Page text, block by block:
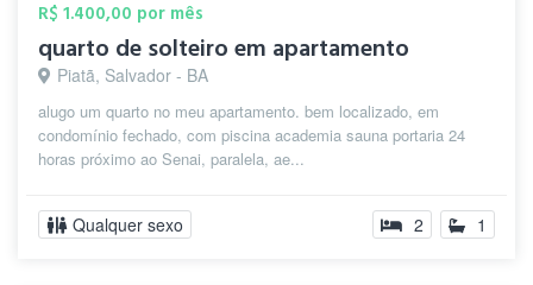
R$ 1.400,00 por mês
quarto de solteiro em apartamento
Piatã, Salvador - BA
alugo um quarto no meu apartamento. bem localizado, em
condomínio fechado, com piscina academia sauna portaria 24
horas próximo ao Senai, paralela, ae...
Qualquer sexo 2 1